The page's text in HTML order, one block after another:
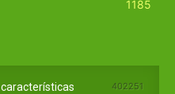
1185
402251